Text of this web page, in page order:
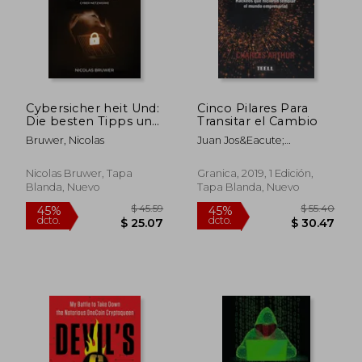
40% $ 314.64 40%
Cybersicher heit Und:
Die besten Tipps und
Tricks zum Lernen
und sichern Sie Ihre
Alemán)
Bruwer, Nicolas
Nicolas Bruwer, Tapa
Blanda, Nuevo
Cinco Pilares Para
Transitar el Cambio
Juan Jos&Eacute;
Granica, 2019, 1 Edición,
Tapa Blanda, Nuevo